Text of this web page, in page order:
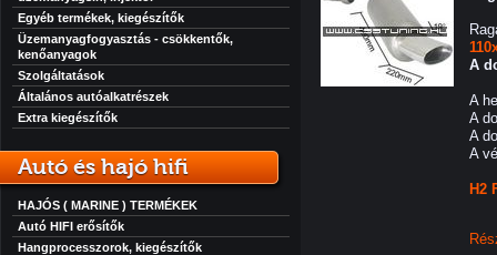
Egyéb termékek, kiegészítők
Üzemanyagfogyasztás - csökkentők,
kenőanyagok
Szolgáltatások
Általános autóalkatrészek
Extra kiegészítők
Autó és hajó hifi
HAJÓS ( MARINE ) TERMÉKEK
Autó HIFI erősítők
Hangprocesszorok, kiegészítők
A
A
A
A
A
H2